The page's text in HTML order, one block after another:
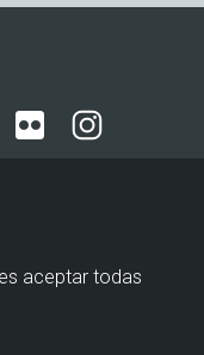
aceptar todas